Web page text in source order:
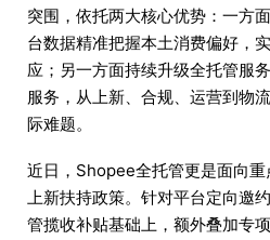
突围，依托两大核心优势：一方
台数据精准把握本土消费偏好，
应；另一方面持续升级全托管服
服务，从上新、合规、运营到物
际难题。
近日，Shopee全托管更是面向
上新扶持政策。针对平台定向邀
管揽收补贴基础上，额外叠加专